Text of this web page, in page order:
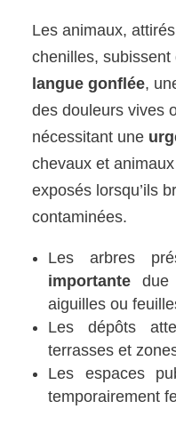
Les animaux,
chenilles,
langue gonflée,
des douleurs vives
nécessitant une
chevaux et
exposés lorsqu’ils
contaminées.
Les arbres
importante due
aiguilles ou
Les dépôts
terrasses et
Les espaces
temporairement